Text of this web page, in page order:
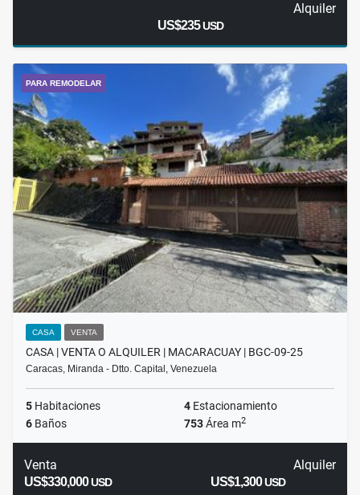
Alquiler
US$235USD
PARA REMODELAR
CASA VENTA
CASA | VENTA O ALQUILER | MACARACUAY | BGC-09-25
Caracas, Miranda - Dtto. Capital, Venezuela
5 Habitaciones 4 Estacionamiento
6 Baños 753Área m2
Venta
US$330,000USD
Alquiler
US$1,300USD